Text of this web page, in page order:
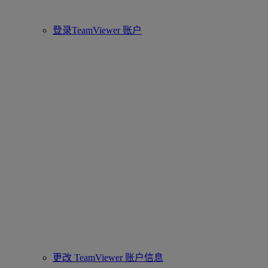
登录TeamViewer 账户
更改 TeamViewer 账户信息